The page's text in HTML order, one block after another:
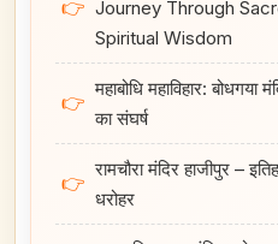
👉 Journey Through
Spiritual Wisdom
👉
महाबोधि महाविहार: बोधगया
का संघर्ष
👉
रामचौरा मंदिर हाजीपुर –
धरोहर